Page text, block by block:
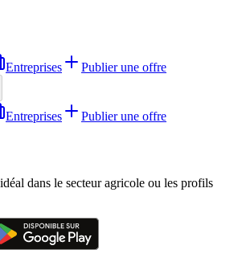
Entreprises Publier une offre
Entreprises Publier une offre
dans le secteur agricole ou les profils